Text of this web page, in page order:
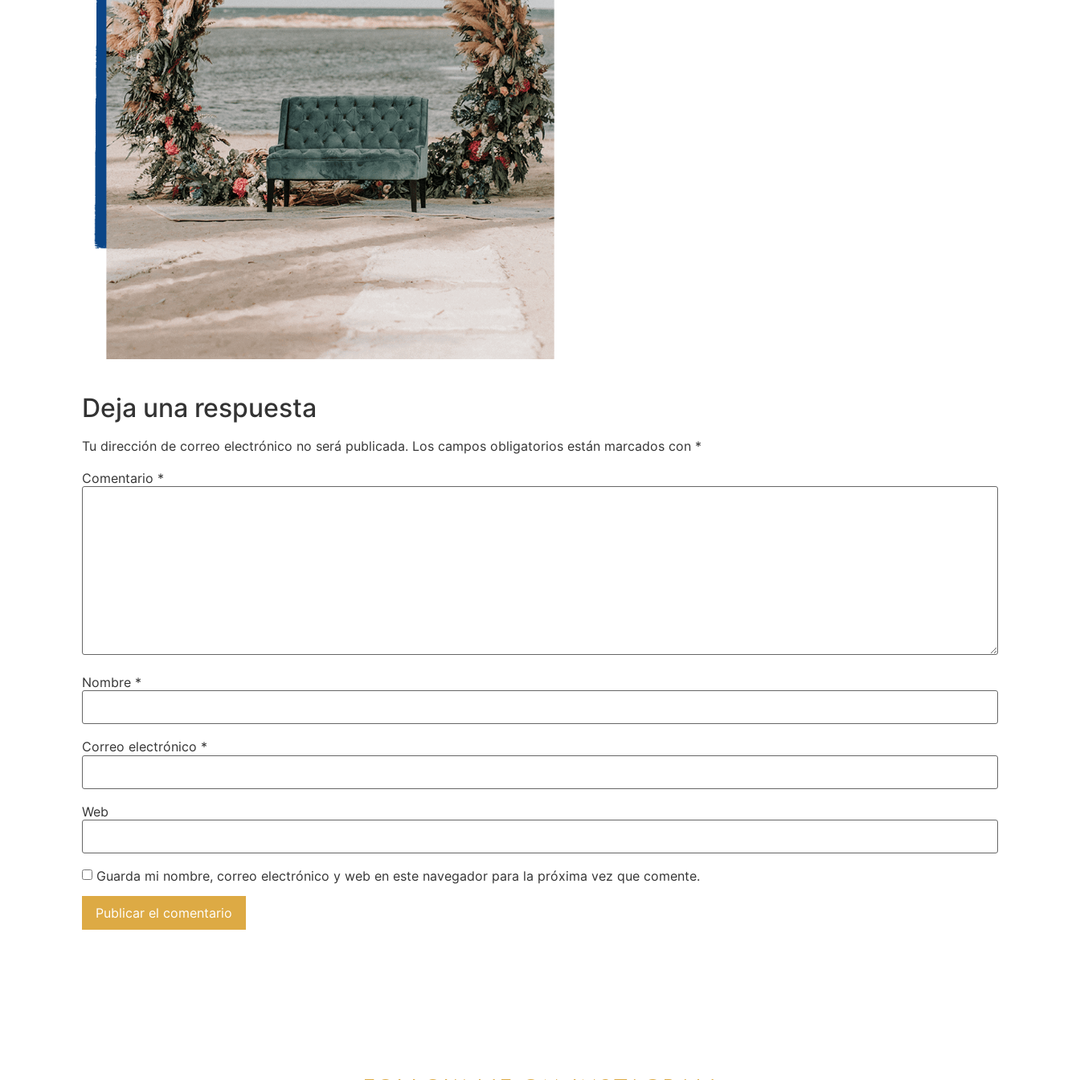
Deja una respuesta
Tu dirección de correo electrónico no será publicada. Los campos obligatorios están marcados con *
Comentario *
Nombre *
Correo electrónico *
Web
Guarda mi nombre, correo electrónico y web en este navegador para la próxima vez que comente.